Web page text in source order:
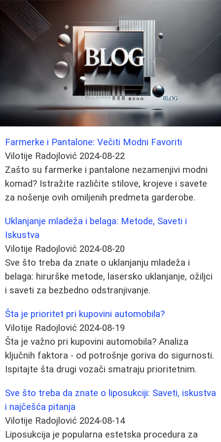
Farmerke i Pantalone: Večiti Modni Favoriti
Vilotije Radojlović 2024-08-22
Zašto su farmerke i pantalone nezamenjivi modni
komad? Istražite različite stilove, krojeve i savete
za nošenje ovih omiljenih predmeta garderobe.
Uklanjanje mladeža i belaga: Metode, Saveti i
Iskustva
Vilotije Radojlović 2024-08-20
Sve što treba da znate o uklanjanju mladeža i
belaga: hirurške metode, lasersko uklanjanje, ožiljci
i saveti za bezbedno odstranjivanje.
Šta je prioritet pri kupovini automobila?
Vilotije Radojlović 2024-08-19
Šta je važno pri kupovini automobila? Analiza
ključnih faktora - od potrošnje goriva do sigurnosti.
Ispitajte šta drugi vozači smatraju prioritetnim.
Sve što treba da znate o liposukciji: Saveti, iskustva
i najčešća pitanja
Vilotije Radojlović 2024-08-14
Liposukcija je popularna estetska procedura za